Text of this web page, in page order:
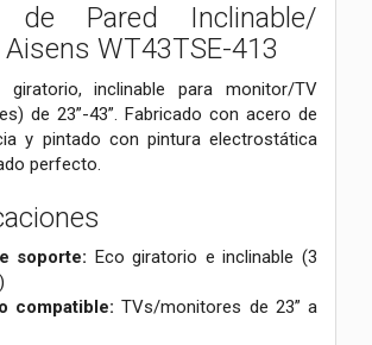
de Pared Inclinable/
WT43TSE-413
giratorio, inclinable para monitor/TV
de 23”-43”. Fabricado con acero de
y pintado con pintura electrostática
perfecto.
soporte: Eco giratorio e inclinable (3
compatible: TVs/monitores de 23” a